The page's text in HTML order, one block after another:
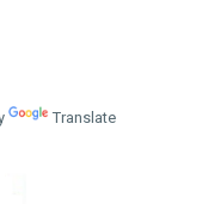
Translate